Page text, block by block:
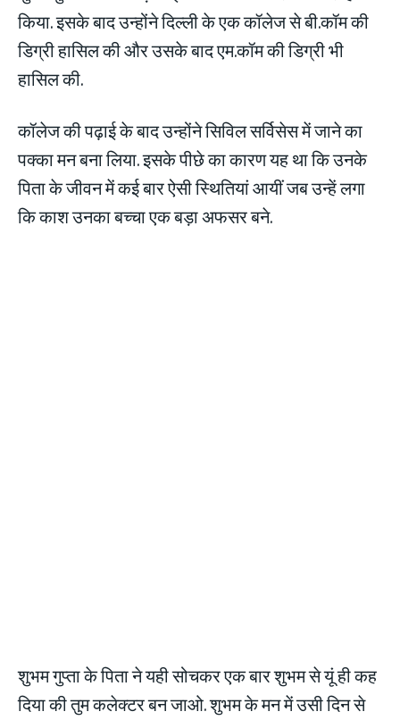
किया. इसके बाद उन्होंने दिल्ली के एक कॉलेज से बी.कॉम की
डिग्री हासिल की और उसके बाद एम.कॉम की डिग्री भी
हासिल की.
कॉलेज की पढ़ाई के बाद उन्होंने सिविल सर्विसेस में जाने का
पक्का मन बना लिया. इसके पीछे का कारण यह था कि उनके
पिता के जीवन में कई बार ऐसी स्थितियां आयीं जब उन्हें लगा
कि काश उनका बच्चा एक बड़ा अफसर बने.
शुभम गुप्ता के पिता ने यही सोचकर एक बार शुभम से यूं ही कह
दिया की तुम कलेक्टर बन जाओ. शुभम के मन में उसी दिन से